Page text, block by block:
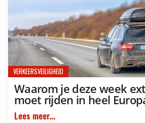
VERKEERSVEILIGHEID
Waarom je deze week
moet rijden in heel
Lees meer...